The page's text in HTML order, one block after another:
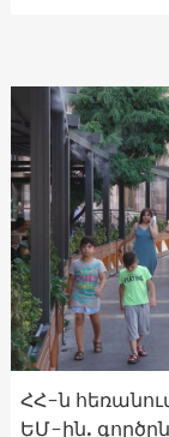
ՀՀ-ն
ԵՄ-ին.